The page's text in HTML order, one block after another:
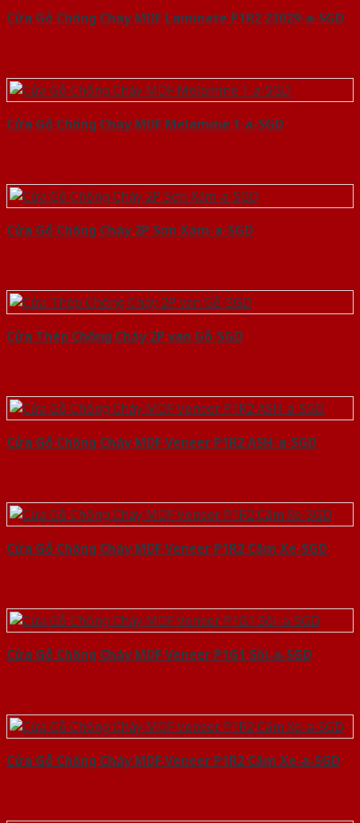
Cửa Gỗ Chống Cháy MDF Laminate P1R2 23029-a-SGD
Cửa Gỗ Chống Cháy MDF Melamine 1-a-SGD
Cửa Gỗ Chống Cháy 2P Sơn Xám-a-SGD
Cửa Thép Chống Cháy 2P van Gỗ-SGD
Cửa Gỗ Chống Cháy MDF Veneer P1R2 ASH-a-SGD
Cửa Gỗ Chống Cháy MDF Veneer P1R2 Căm Xe-SGD
Cửa Gỗ Chống Cháy MDF Veneer P1G1 Sồi-a-SGD
Cửa Gỗ Chống Cháy MDF Veneer P1R2 Căm Xe-a-SGD